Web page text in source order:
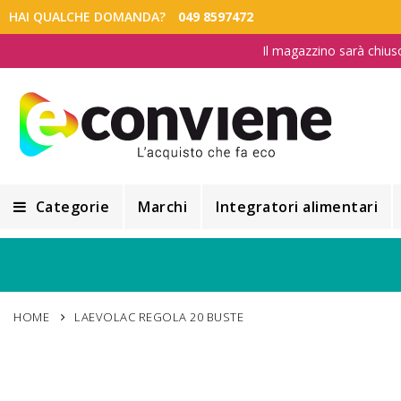
HAI QUALCHE DOMANDA? 049 8597472
Il magazzino sarà
Categorie
Alimentazione e Dietetica
Marchi Integratori alimentari
HOME LAEVOLAC REGOLA 20 BUSTE